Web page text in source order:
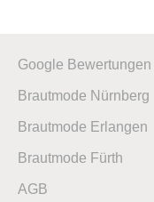
Google Bewertungen
Brautmode Nürnberg
Brautmode Erlangen
Brautmode Fürth
AGB